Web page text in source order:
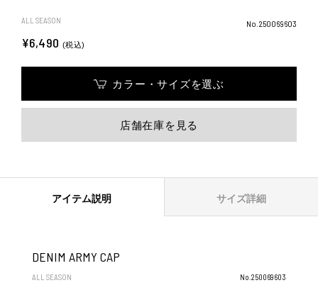
ALL SEASON No.250069603
¥6,490 (税込)
カラー・サイズを選ぶ
店舗在庫を見る
アイテム説明 サイズ詳細
DENIM ARMY CAP
ALL SEASON No.250069603